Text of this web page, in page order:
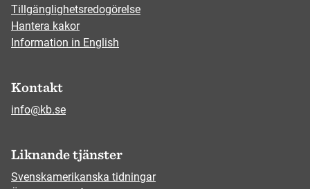
Tillgänglighetsredogörelse
Hantera kakor
Information in English
Kontakt
info@kb.se
Liknande tjänster
Svenskamerikanska tidningar